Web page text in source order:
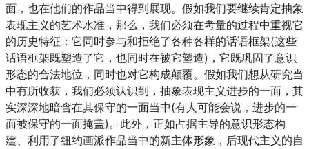
面，也在他们的作品当中得到展现。假如我们要继续肯定抽象
表现主义的艺术水准，那么，我们必须在考量的过程中重视它
的历史特征：它同时参与和拒绝了各种各样的话语框架(这些
话语框架既塑造了它，也同时在被它塑造)，它既巩固了意识
形态的合法地位，同时也对它构成颠覆。假如我们想从研究当
中有所收获，我们必须认识到，抽象表现主义进步的一面，其
实深深地暗含在其保守的一面当中(有人可能会说，进步的一
面被保守的一面掩盖)。此外，正如占据主导的意识形态构
建、利用了纽约画派作品当中的新主体形象，后现代主义的自